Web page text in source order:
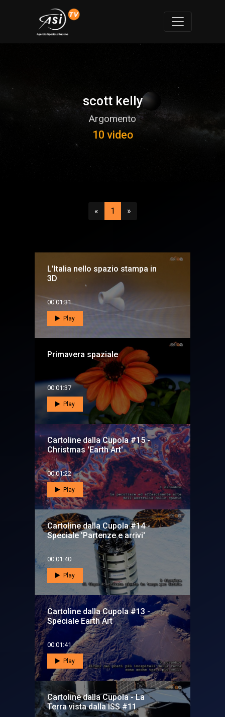
scott kelly
Argomento
10 video
«Precedente
1 (attuale)
»Successivo
L'Italia nello spazio stampa in
3D
00:01:31
Play
Primavera spaziale
00:01:37
Play
Cartoline dalla Cupola #15 -
Christmas 'Earth Art'
00:01:22
Play
Cartoline dalla Cupola #14 -
Speciale 'Partenze e arrivi'
00:01:40
Play
Cartoline dalla Cupola #13 -
Speciale Earth Art
00:01:41
Play
Cartoline dalla Cupola - La
Terra vista dalla ISS #11